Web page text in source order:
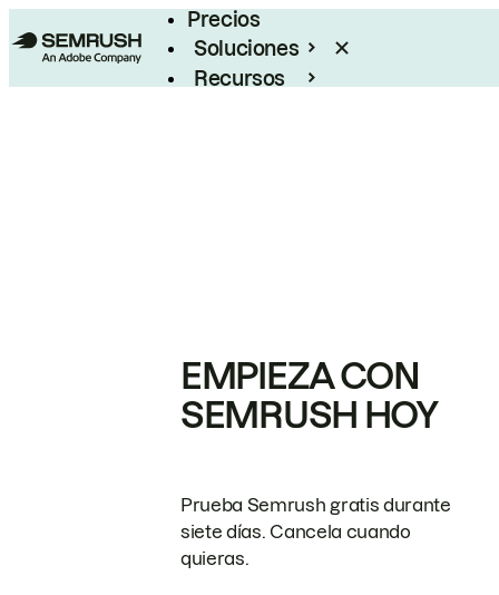
Precios
Soluciones
Recursos
EMPIEZA CON
SEMRUSH HOY
Prueba Semrush gratis durante
siete días. Cancela cuando
quieras.